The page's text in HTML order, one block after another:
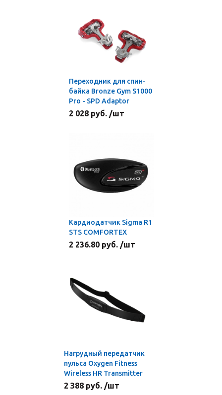
Переходник для спин-
байка Bronze Gym S1000
Pro - SPD Adaptor
2 028 руб. /шт
Кардиодатчик Sigma R1
STS COMFORTEX
2 236.80 руб. /шт
Нагрудный передатчик
пульса Oxygen Fitness
Wireless HR Transmitter
2 388 руб. /шт